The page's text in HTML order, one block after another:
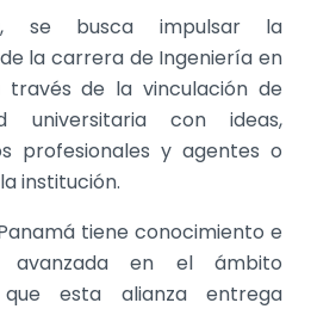
se busca impulsar la
la carrera de Ingeniería en
través de la vinculación de
universitaria con ideas,
profesionales y agentes o
institución.
tiene conocimiento e
avanzada en el ámbito
esta alianza entrega